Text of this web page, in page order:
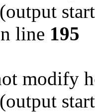
line 195
modify